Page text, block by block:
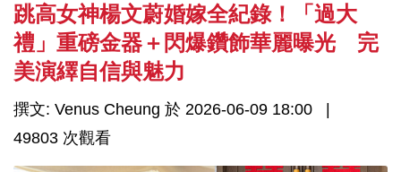
跳高女神楊文蔚婚嫁全紀錄！「過大
禮」重磅金器＋閃爆鑽飾華麗曝光 完
美演繹自信與魅力
撰文: Venus Cheung 於 2026-06-09 18:00
49803 次觀看